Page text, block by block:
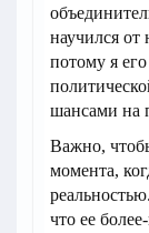
научился
потому я
шансами на
Важно,
момента,
что ее